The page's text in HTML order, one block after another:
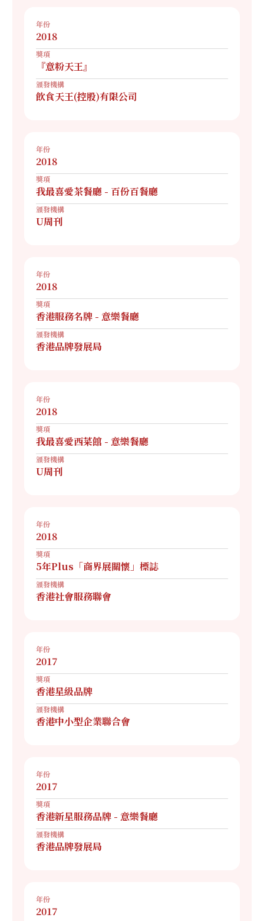
年份
2018
獎項
『意粉天王』
頒發機構
飲食天王(控股)有限公司
年份
2018
獎項
我最喜愛茶餐廳 - 百份百餐廳
頒發機構
U周刊
年份
2018
獎項
香港服務名牌 - 意樂餐廳
頒發機構
香港品牌發展局
年份
2018
獎項
我最喜愛西菜館 - 意樂餐廳
頒發機構
U周刊
年份
2018
獎項
5年Plus「商界展關懷」標誌
頒發機構
香港社會服務聯會
年份
2017
獎項
香港星級品牌
頒發機構
香港中小型企業聯合會
年份
2017
獎項
香港新星服務品牌 - 意樂餐廳
頒發機構
香港品牌發展局
年份
2017